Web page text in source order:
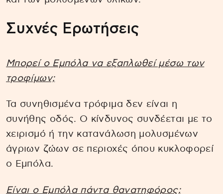
Συχνές Ερωτήσεις
Μπορεί ο Εμπόλα να εξαπλωθεί μέσω των
τροφίμων;
Τα συνηθισμένα τρόφιμα δεν είναι η
συνήθης οδός. Ο κίνδυνος συνδέεται με το
χειρισμό ή την κατανάλωση μολυσμένων
άγριων ζώων σε περιοχές όπου κυκλοφορεί
ο Εμπόλα.
Είναι ο Εμπόλα πάντα θανατηφόρος;